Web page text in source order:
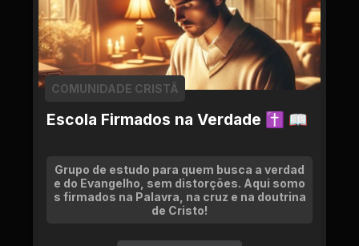
Escola Firmados na Verdade ✝ 📖
COMUNIDADE CRISTÃ
Grupo de estudo para quem busca a verdad
e do Evangelho, sem distorções. Aqui somo
s firmados na Palavra, na cruz e na doutrina
de Cristo!